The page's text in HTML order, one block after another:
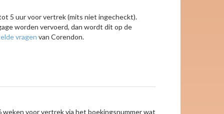
5 uur voor vertrek (mits niet ingecheckt).
worden vervoerd, dan wordt dit op de
vragen van Corendon.
weken voor vertrek via het boekingsnummer wat